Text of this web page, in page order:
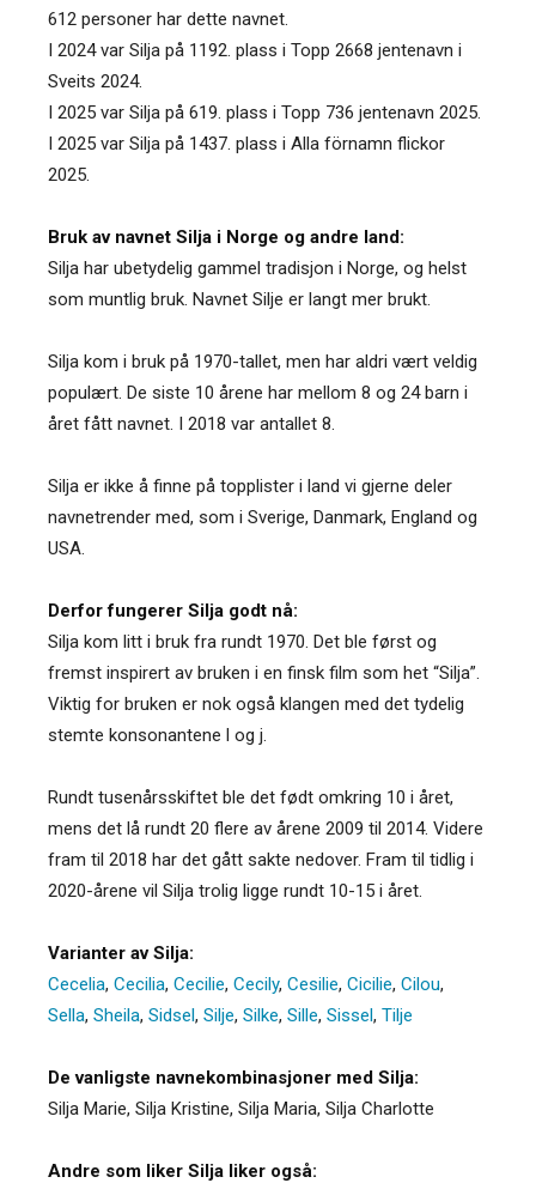
612 personer har dette navnet.
I 2024 var Silja på 1192. plass i Topp 2668 jentenavn i
Sveits 2024.
I 2025 var Silja på 619. plass i Topp 736 jentenavn 2025.
I 2025 var Silja på 1437. plass i Alla förnamn flickor
2025.
Bruk av navnet Silja i Norge og andre land:
Silja har ubetydelig gammel tradisjon i Norge, og helst
som muntlig bruk. Navnet Silje er langt mer brukt.
Silja kom i bruk på 1970-tallet, men har aldri vært veldig
populært. De siste 10 årene har mellom 8 og 24 barn i
året fått navnet. I 2018 var antallet 8.
Silja er ikke å finne på topplister i land vi gjerne deler
navnetrender med, som i Sverige, Danmark, England og
USA.
Derfor fungerer Silja godt nå:
Silja kom litt i bruk fra rundt 1970. Det ble først og
fremst inspirert av bruken i en finsk film som het “Silja”.
Viktig for bruken er nok også klangen med det tydelig
stemte konsonantene l og j.
Rundt tusenårsskiftet ble det født omkring 10 i året,
mens det lå rundt 20 flere av årene 2009 til 2014. Videre
fram til 2018 har det gått sakte nedover. Fram til tidlig i
2020-årene vil Silja trolig ligge rundt 10-15 i året.
Varianter av Silja:
Cecelia, Cecilia, Cecilie, Cecily, Cesilie, Cicilie, Cilou,
Sella, Sheila, Sidsel, Silje, Silke, Sille, Sissel, Tilje
De vanligste navnekombinasjoner med Silja:
Silja Marie, Silja Kristine, Silja Maria, Silja Charlotte
Andre som liker Silja liker også: